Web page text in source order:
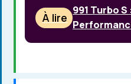
À lire
991 Turbo